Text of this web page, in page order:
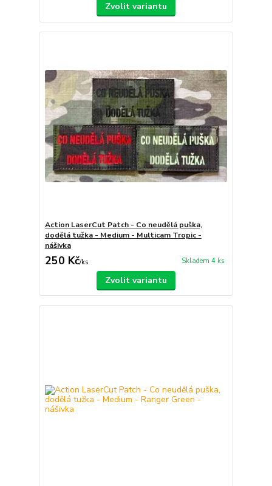
Zvolit variantu
Action LaserCut Patch - Co neudělá puška,
dodělá tužka - Medium - Multicam Tropic -
nášivka
250 Kč/ks Skladem 4 ks
Zvolit variantu